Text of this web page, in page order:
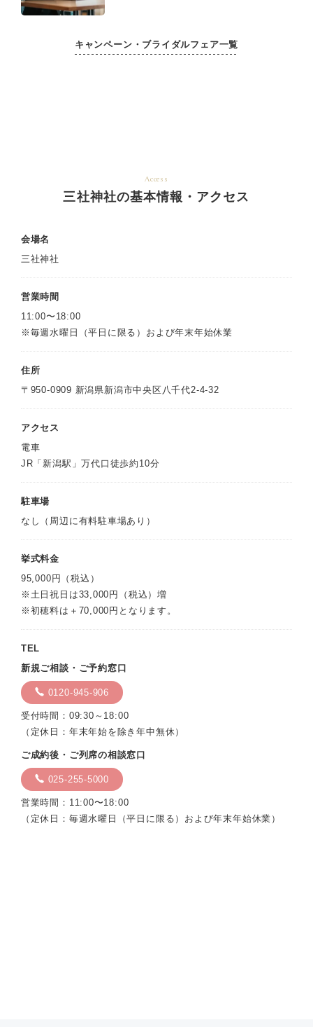
キャンペーン・ブライダルフェア一覧
Access
三社神社の基本情報・アクセス
会場名
三社神社
営業時間
11:00〜18:00
※毎週水曜日（平日に限る）および年末年始休業
住所
〒950-0909 新潟県新潟市中央区八千代2-4-32
アクセス
電車
JR「新潟駅」万代口徒歩約10分
駐車場
なし（周辺に有料駐車場あり）
挙式料金
95,000円（税込）
※土日祝日は33,000円（税込）増
※初穂料は＋70,000円となります。
TEL
新規ご相談・ご予約窓口
0120-945-906
受付時間：09:30～18:00
（定休日：年末年始を除き年中無休）
ご成約後・ご列席の相談窓口
025-255-5000
営業時間：11:00〜18:00
（定休日：毎週水曜日（平日に限る）および年末年始休業）